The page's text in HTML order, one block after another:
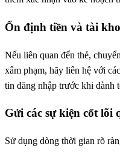
Ổn định tiền và tài
Nếu liên quan đến thẻ,
xâm phạm, hãy liên hệ với
tin đăng nhập trước khi dành
Gửi các sự kiện cốt lõi
Sử dụng dòng thời gian rõ